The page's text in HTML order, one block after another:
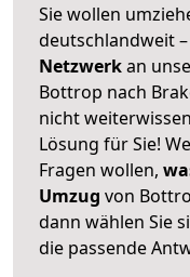
Sie wollen
deutschlandweit
Netzwerkan
Bottrop nach
nicht
Lösung für Sie!
Fragen wollen,
Umzug von
dann wählen Sie
die passende